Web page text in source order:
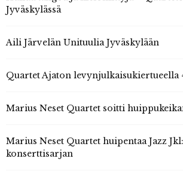
Jyväskylässä
Aili Järvelän Unituulia Jyväskylään
Quartet Ajaton levynjulkaisukiertueella
Marius Neset Quartet soitti
Marius Neset Quartet huipentaa Jazz
konserttisarjan